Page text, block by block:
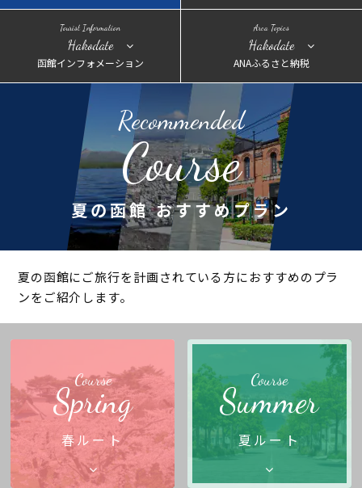
Tourist Information
Hakodate
函館インフォメーション
Area Topics
Hakodate
ANAふるさと納税
Recommended
Course
夏の函館 おすすめプラン
夏の函館にご旅行を計画されている方におすすめのプラ
ンをご紹介します。
Course
Spring
春ルート
Course
Summer
夏ルート